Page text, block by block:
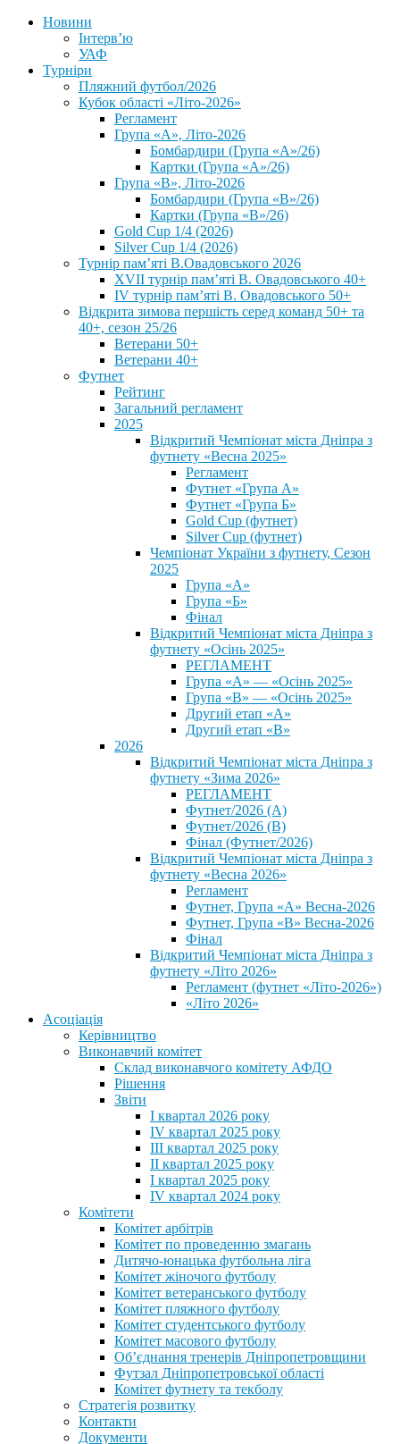
Новини
Інтерв’ю
УАФ
Турніри
Пляжний футбол/2026
Кубок області «Літо-2026»
Регламент
Група «А», Літо-2026
Бомбардири (Група «А»/26)
Картки (Група «А»/26)
Група «В», Літо-2026
Бомбардири (Група «В»/26)
Картки (Група «В»/26)
Gold Cup 1/4 (2026)
Silver Cup 1/4 (2026)
Турнір пам’яті В.Овадовського 2026
XVII турнір пам’яті В. Овадовського 40+
IV турнір пам’яті В. Овадовського 50+
Відкрита зимова першість серед команд 50+ та
40+, сезон 25/26
Ветерани 50+
Ветерани 40+
Футнет
Рейтинг
Загальний регламент
2025
Відкритий Чемпіонат міста Дніпра з
футнету «Весна 2025»
Регламент
Футнет «Група А»
Футнет «Група Б»
Gold Cup (футнет)
Silver Cup (футнет)
Чемпіонат України з футнету, Сезон
2025
Група «А»
Група «Б»
Фінал
Відкритий Чемпіонат міста Дніпра з
футнету «Осінь 2025»
РЕГЛАМЕНТ
Група «А» — «Осінь 2025»
Група «В» — «Осінь 2025»
Другий етап «А»
Другий етап «В»
2026
Відкритий Чемпіонат міста Дніпра з
футнету «Зима 2026»
РЕГЛАМЕНТ
Футнет/2026 (А)
Футнет/2026 (В)
Фінал (Футнет/2026)
Відкритий Чемпіонат міста Дніпра з
футнету «Весна 2026»
Регламент
Футнет, Група «А» Весна-2026
Футнет, Група «В» Весна-2026
Фінал
Відкритий Чемпіонат міста Дніпра з
футнету «Літо 2026»
Регламент (футнет «Літо-2026»)
«Літо 2026»
Асоціація
Керівництво
Виконавчий комітет
Склад виконавчого комітету АФДО
Рішення
Звіти
I квартал 2026 року
IV квартал 2025 року
III квартал 2025 року
II квартал 2025 року
I квартал 2025 року
IV квартал 2024 року
Комітети
Комітет арбітрів
Комітет по проведенню змагань
Дитячо-юнацька футбольна ліга
Комітет жіночого футболу
Комітет ветеранського футболу
Комітет пляжного футболу
Комітет студентського футболу
Комітет масового футболу
Обʼєднання тренерів Дніпропетровщини
Футзал Дніпропетровської області
Комітет футнету та текболу
Стратегія розвитку
Контакти
Документи